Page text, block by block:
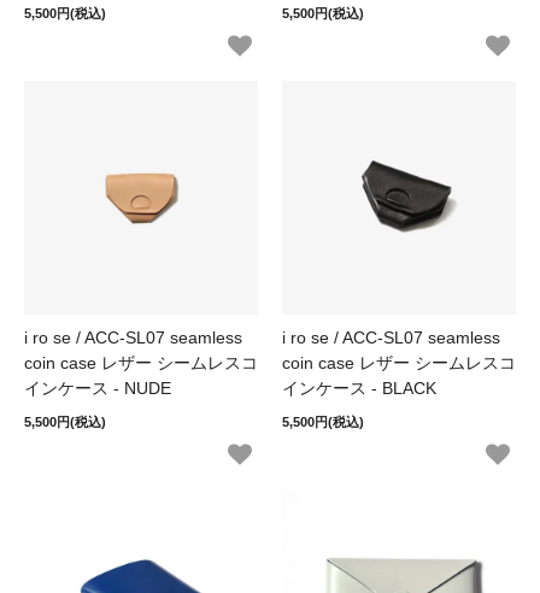
5,500円(税込) 5,500円(税込)
i ro se / ACC-SL07 seamless
coin case レザー シームレスコ
インケース - NUDE
5,500円(税込)
i ro se / ACC-SL07 seamless
coin case レザー シームレスコ
インケース - BLACK
5,500円(税込)